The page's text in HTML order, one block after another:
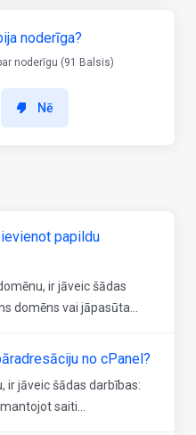
noderīga?
noderīgu (91 Balsis)
Nē
papildu
ir jāveic šādas
domēns vai jāpasūta...
no cPanel?
ir jāveic šādas darbības:
saiti...